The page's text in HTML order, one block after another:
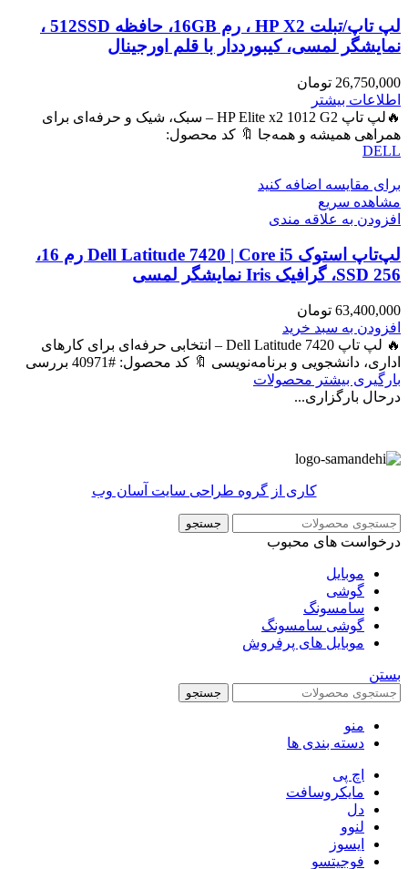
لپ تاپ/تبلت HP X2 ، رم 16GB، حافظه 512SSD ،
نمایشگر لمسی، کیبورددار با قلم اورجینال
26,750,000 تومان
اطلاعات بیشتر
🔥لپ تاپ HP Elite x2 1012 G2 – سبک، شیک و حرفه‌ای برای
همراهی همیشه و همه‌جا 🔖 کد محصول:
DELL
برای مقایسه اضافه کنید
مشاهده سریع
افزودن به علاقه مندی
لپ‌تاپ استوک Dell Latitude 7420 | Core i5 رم 16،
SSD 256، گرافیک Iris نمایشگر لمسی
63,400,000 تومان
افزودن به سبد خرید
🔥 لپ تاپ Dell Latitude 7420 – انتخابی حرفه‌ای برای کارهای
اداری، دانشجویی و برنامه‌نویسی 🔖 کد محصول: #40971 بررسی
بارگیری بیشتر محصولات
درحال بارگزاری...
کاری از گروه طراحی سایت آسان وب
جستجو
درخواست های محبوب
موبایل
گوشی
سامسونگ
گوشی سامسونگ
موبایل های پرفروش
بستن
جستجو
منو
دسته بندی ها
اچ پی
مایکروسافت
دل
لنوو
ایسوز
فوجیتسو